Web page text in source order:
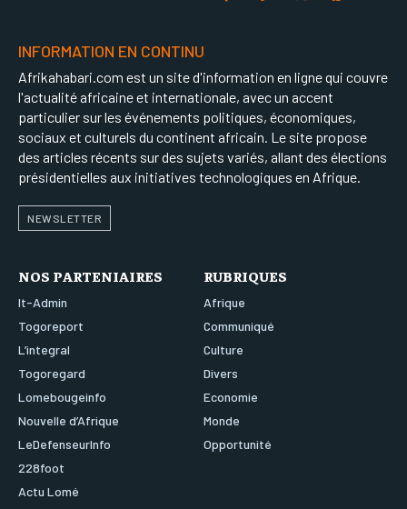
INFORMATION EN CONTINU
Afrikahabari.com est un site d'information en ligne qui couvre
l'actualité africaine et internationale, avec un accent
particulier sur les événements politiques, économiques,
sociaux et culturels du continent africain. Le site propose
des articles récents sur des sujets variés, allant des élections
présidentielles aux initiatives technologiques en Afrique.
NEWSLETTER
NOS PARTENIAIRES
It-Admin
Togoreport
L’integral
Togoregard
Lomebougeinfo
Nouvelle d’Afrique
LeDefenseurInfo
228foot
Actu Lomé
RUBRIQUES
Afrique
Communiqué
Culture
Divers
Economie
Monde
Opportunité